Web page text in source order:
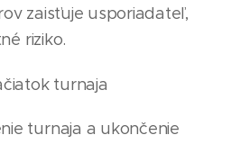
zaisťuje usporiadateľ,
riziko.
turnaja
turnaja a ukončenie